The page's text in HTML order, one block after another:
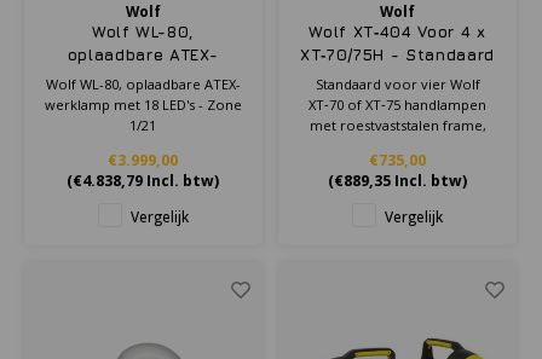
Wolf
Wolf WL-80,
oplaadbare ATEX-
werklamp met 18 LED's
- Zone 1/21
Wolf WL-80, oplaadbare ATEX-
werklamp met 18 LED's - Zone
1/21
€3.999,00
(€4.838,79 Incl. btw)
Vergelijk
Wolf
Wolf XT‑404 Voor 4 x
XT‑70/75H - Standaard
Standaard voor vier Wolf
XT‑70 of XT‑75 handlampen
met roestvaststalen frame,
snap‑in/snatch‑out functie.
€735,00
(€889,35 Incl. btw)
Vergelijk